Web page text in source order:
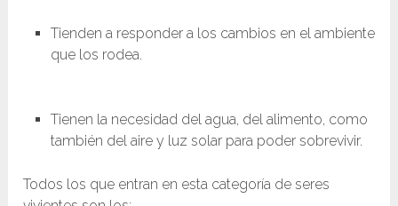
Tienden a responder a los cambios en el ambiente
que los rodea.
Tienen la necesidad del agua, del alimento, como
también del aire y luz solar para poder sobrevivir.
Todos los que entran en esta categoría de seres